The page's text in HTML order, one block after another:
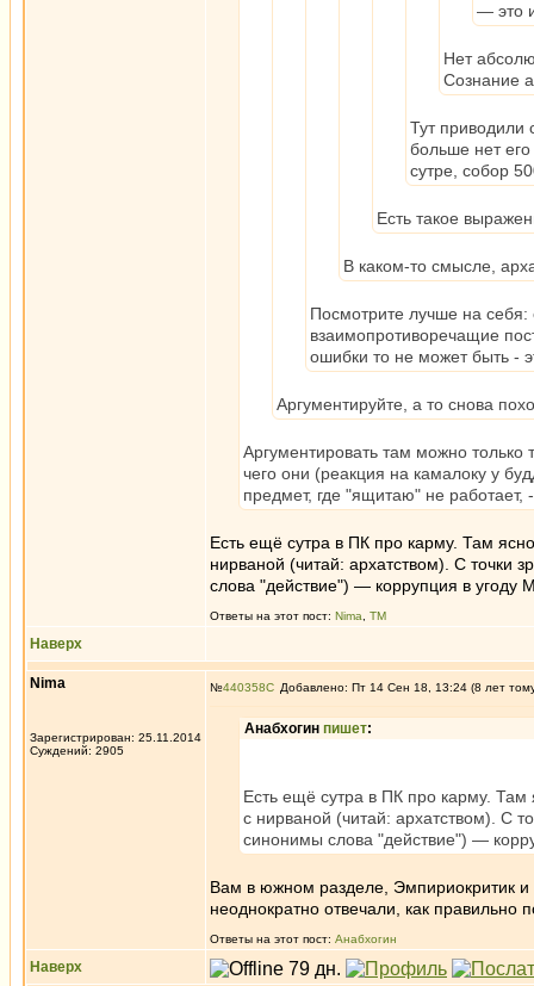
— это
Нет
Сознание
Тут приводили
больше нет
сутре, собор
Есть такое
В каком-то смысле,
Посмотрите лучше на себя:
взаимопротиворечащие
ошибки то не может быть -
Аргументируйте, а то снова
Аргументировать там можно только
чего они (реакция на камалоку у
предмет, где "ящитаю" не работает,
Есть ещё сутра в ПК про карму. Там
нирваной (читай: архатством). С точки
слова "действие") — коррупция в угоду
Ответы на этот пост: Nima ТМ
Наверх
Nima
Зарегистрирован: 25.11.2014
Суждений: 2905
№440358 Добавлено: Пт 14 Сен 18, 13:24 (8 лет
Анабхогин пишет:
Есть ещё сутра в ПК про карму. Там
с нирваной (читай: архатством). С
синонимы слова "действие") —
Вам в южном разделе, Эмпириокритик
неоднократно отвечали, как правильно
Ответы на этот пост: Анабхогин
Наверх